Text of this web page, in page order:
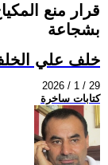
قرار منع
بشجاعة
خلف علي
2026 / 1 / 29
كتابات ساخرة